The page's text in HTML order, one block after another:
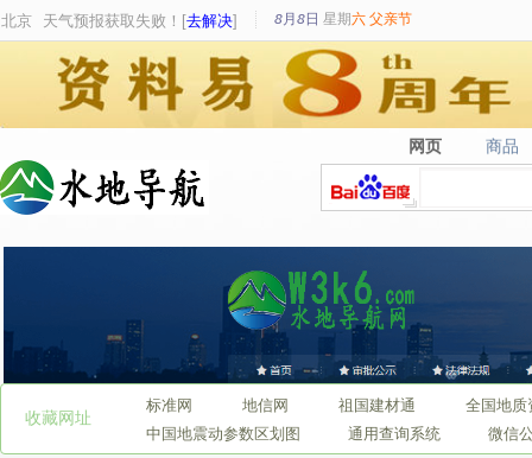
北京 天气预报获取失败！[去解决] 8月8日 星期六 父亲节
网页
网页 商品
商品
收藏网址
标准网 地信网 祖国建材通
全国地质
中国地震动参数区划图
通用查询系统 微信